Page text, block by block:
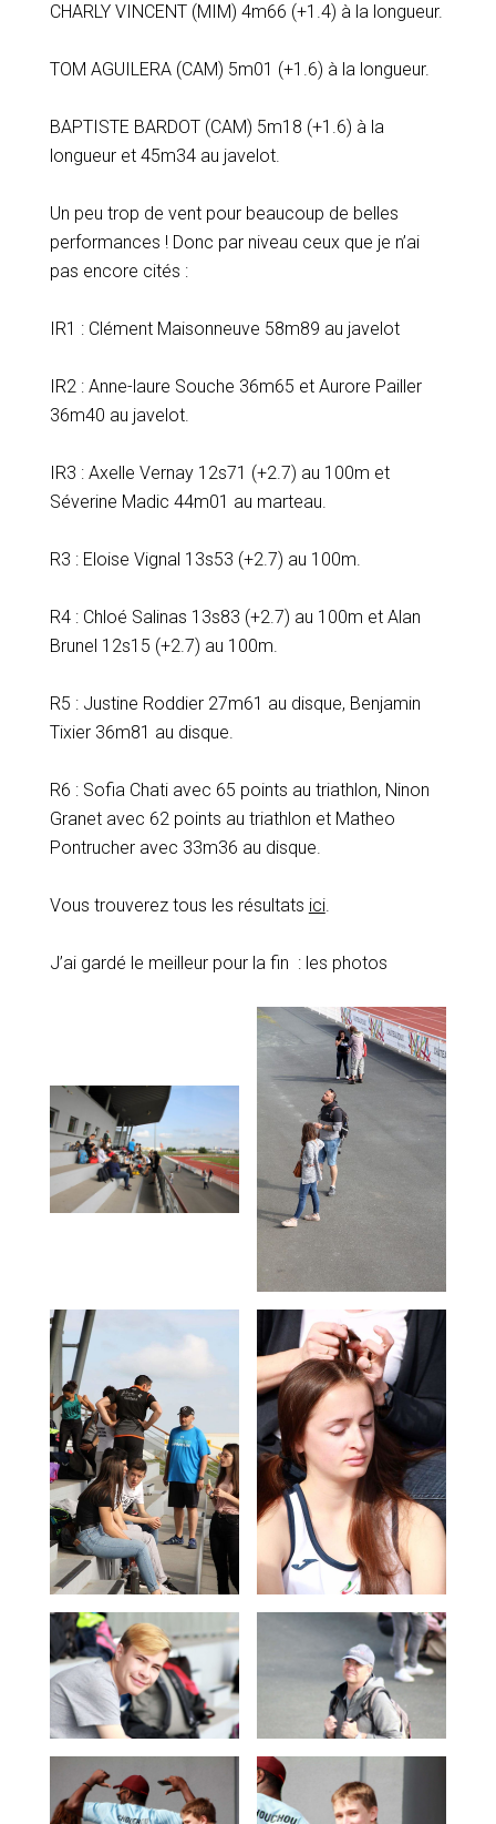
CHARLY VINCENT (MIM) 4m66 (+1.4) à la longueur.
TOM AGUILERA (CAM) 5m01 (+1.6) à la longueur.
BAPTISTE BARDOT (CAM) 5m18 (+1.6) à la
longueur et 45m34 au javelot.
Un peu trop de vent pour beaucoup de belles
performances ! Donc par niveau ceux que je n’ai
pas encore cités :
IR1 : Clément Maisonneuve 58m89 au javelot
IR2 : Anne-laure Souche 36m65 et Aurore Pailler
36m40 au javelot.
IR3 : Axelle Vernay 12s71 (+2.7) au 100m et
Séverine Madic 44m01 au marteau.
R3 : Eloise Vignal 13s53 (+2.7) au 100m.
R4 : Chloé Salinas 13s83 (+2.7) au 100m et Alan
Brunel 12s15 (+2.7) au 100m.
R5 : Justine Roddier 27m61 au disque, Benjamin
Tixier 36m81 au disque.
R6 : Sofia Chati avec 65 points au triathlon, Ninon
Granet avec 62 points au triathlon et Matheo
Pontrucher avec 33m36 au disque.
Vous trouverez tous les résultats ici.
J’ai gardé le meilleur pour la fin : les photos